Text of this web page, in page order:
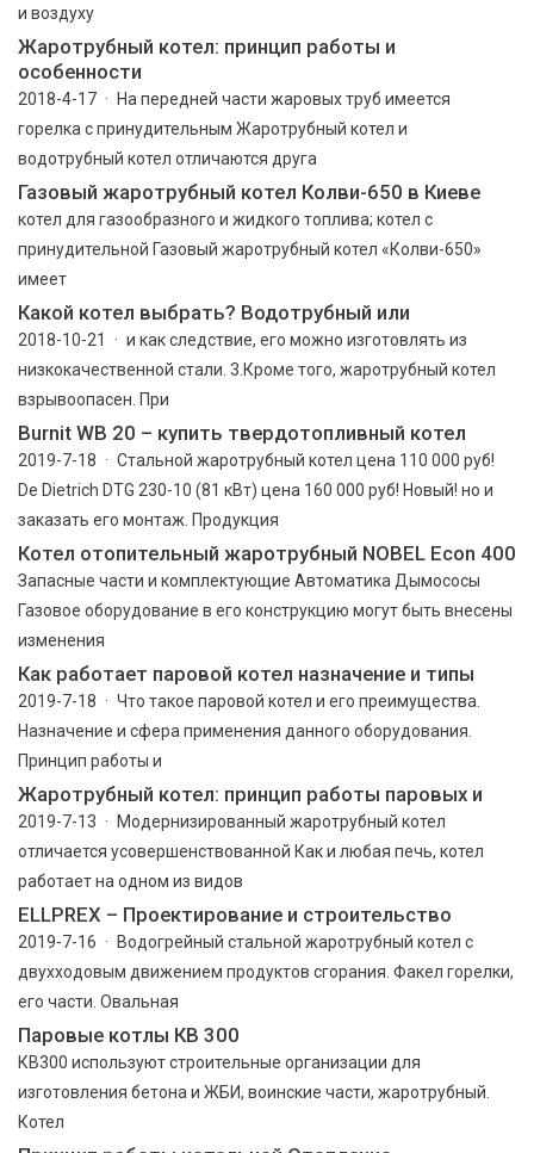
и воздуху
Жаротрубный котел: принцип работы и
особенности
2018-4-17 · На передней части жаровых труб имеется
горелка с принудительным Жаротрубный котел и
водотрубный котел отличаются друга
Газовый жаротрубный котел Колви-650 в Киеве
котел для газообразного и жидкого топлива; котел с
принудительной Газовый жаротрубный котел «Колви-650»
имеет
Какой котел выбрать? Водотрубный или
2018-10-21 · и как следствие, его можно изготовлять из
низкокачественной стали. 3.Кроме того, жаротрубный котел
взрывоопасен. При
Burnit WB 20 – купить твердотопливный котел
2019-7-18 · Стальной жаротрубный котел цена 110 000 руб!
De Dietrich DTG 230-10 (81 кВт) цена 160 000 руб! Новый! но и
заказать его монтаж. Продукция
Котел отопительный жаротрубный NOBEL Econ 400
Запасные части и комплектующие Автоматика Дымососы
Газовое оборудование в его конструкцию могут быть внесены
изменения
Как работает паровой котел назначение и типы
2019-7-18 · Что такое паровой котел и его преимущества.
Назначение и сфера применения данного оборудования.
Принцип работы и
Жаротрубный котел: принцип работы паровых и
2019-7-13 · Модернизированный жаротрубный котел
отличается усовершенствованной Как и любая печь, котел
работает на одном из видов
ELLPREX – Проектирование и строительство
2019-7-16 · Водогрейный стальной жаротрубный котел с
двухходовым движением продуктов сгорания. Факел горелки,
его части. Овальная
Паровые котлы КВ 300
КВ300 используют строительные организации для
изготовления бетона и ЖБИ, воинские части, жаротрубный.
Котел